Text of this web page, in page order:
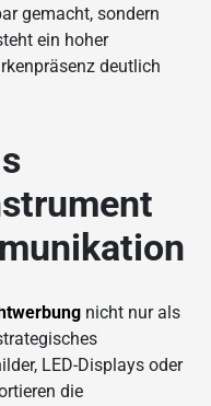
gemacht, sondern
ein hoher
deutlich
nicht nur als
LED-Displays oder
die